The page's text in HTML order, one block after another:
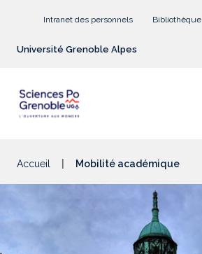
Intranet des personnels Bibliothèque
Université Grenoble Alpes
Accueil Mobilité académique